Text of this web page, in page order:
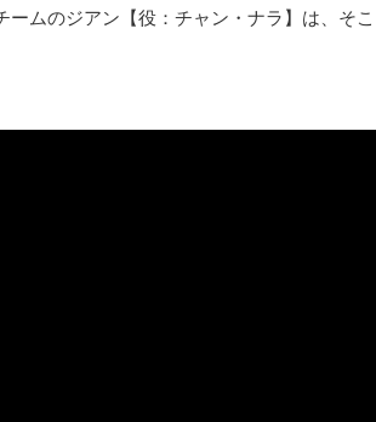
ムのジアン【役：チャン・ナラ】は、そこ